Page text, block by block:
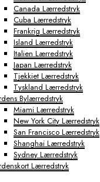
Canada Lærredstryk
Cuba Lærredstryk
Frankrig Lærredstryk
Island Lærredstryk
Italien Lærredstryk
Japan Lærredstryk
Tjekkiet Lærredstryk
Tyskland Lærredstryk
Bylærredstryk
Miami Lærredstryk
New York City Lærredstryk
San Francisco Lærredstryk
Shanghai Lærredstryk
Sydney Lærredstryk
Lærredstryk